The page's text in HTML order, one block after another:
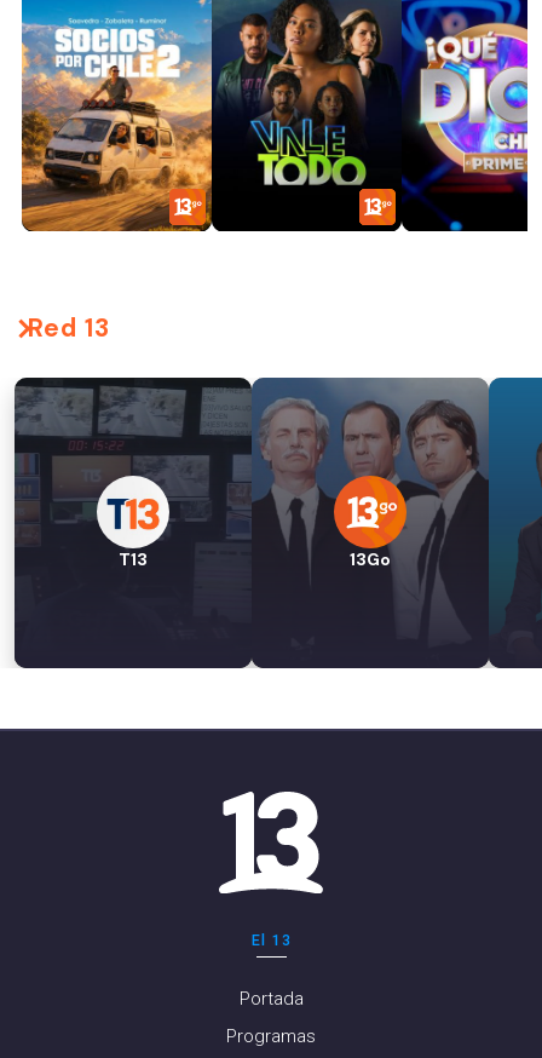
Red 13
T13 13Go
El 13
Portada
Programas